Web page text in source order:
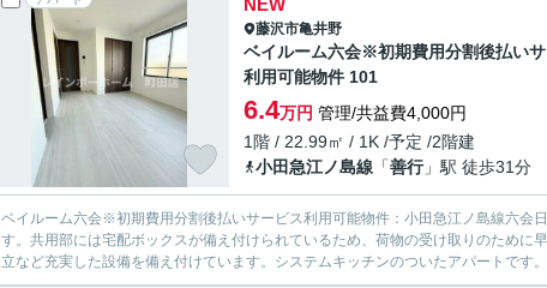
NEW
藤沢市亀井野
ベイルーム六会※初期費用分割後払い
利用可能物件 101
6.4万円 管理/共益費4,000円
1階 / 22.99㎡ / 1K /予定 /2階建
小田急江ノ島線 「善行」駅 徒歩31分
ベイルーム六会※初期費用分割後払いサービス利用可能物件：小田急江ノ島線六会
す。共用部には宅配ボックスが備え付けられているため、荷物の受け取りのために
立など充実した設備を備え付けています。システムキッチンのついたアパートです